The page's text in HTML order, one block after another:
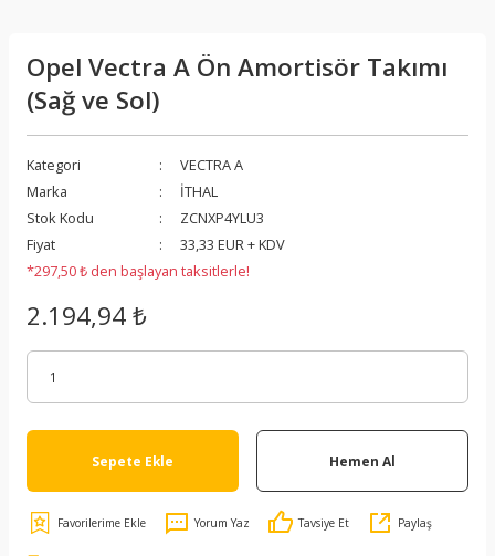
Opel Vectra A Ön Amortisör Takımı
(Sağ ve Sol)
Kategori
VECTRA A
Marka
İTHAL
Stok Kodu
ZCNXP4YLU3
Fiyat
33,33 EUR + KDV
*297,50 ₺ den başlayan taksitlerle!
2.194,94 ₺
Sepete Ekle Hemen Al
Yorum Yaz Tavsiye Et Paylaş